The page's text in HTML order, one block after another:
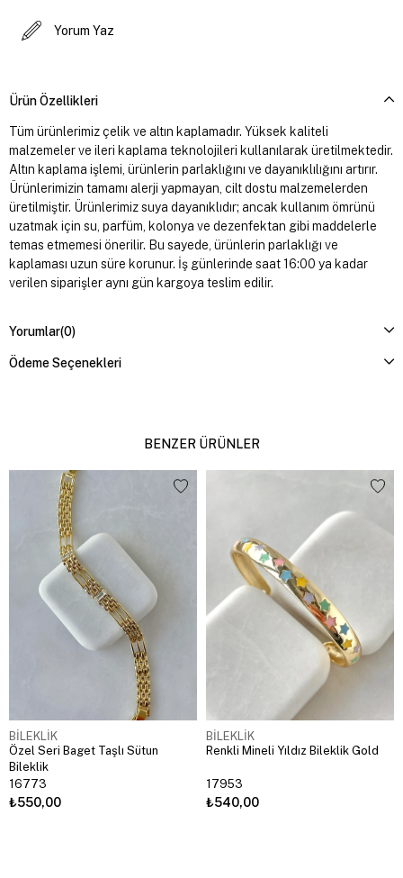
Yorum Yaz
Ürün Özellikleri
Tüm ürünlerimiz çelik ve altın kaplamadır. Yüksek kaliteli
malzemeler ve ileri kaplama teknolojileri kullanılarak üretilmektedir.
Altın kaplama işlemi, ürünlerin parlaklığını ve dayanıklılığını artırır.
Ürünlerimizin tamamı alerji yapmayan, cilt dostu malzemelerden
üretilmiştir. Ürünlerimiz suya dayanıklıdır; ancak kullanım ömrünü
uzatmak için su, parfüm, kolonya ve dezenfektan gibi maddelerle
temas etmemesi önerilir. Bu sayede, ürünlerin parlaklığı ve
kaplaması uzun süre korunur. İş günlerinde saat 16:00 ya kadar
verilen siparişler aynı gün kargoya teslim edilir.
Yorumlar(0)
Ödeme Seçenekleri
BENZER ÜRÜNLER
BİLEKLİK
Özel Seri Baget Taşlı Sütun
Bileklik
16773
₺550,00
BİLEKLİK
Renkli Mineli Yıldız Bileklik Gold
17953
₺540,00